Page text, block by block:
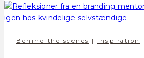
Behind the scenes | Inspiration